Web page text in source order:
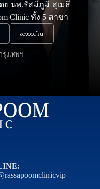
ย นพ.รัสมิ์ภูมิ สุเมธี
Clinic ทั้ง 5 สาขา
จองออนไลน์
งเทพฯ